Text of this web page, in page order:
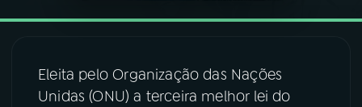
06VIDEOCASTS
07ÚLTIMAS
Eleita pelo Organização das Nações
Unidas (ONU) a terceira melhor lei do